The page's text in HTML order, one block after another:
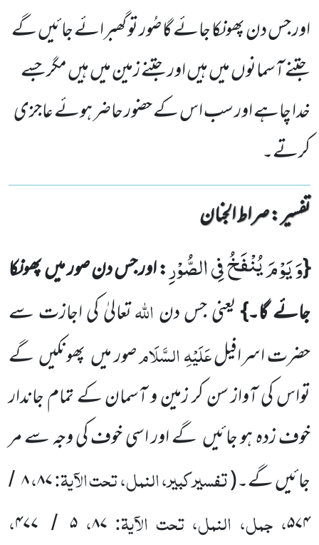
اور جس دن پھونکا جائے گا صُور تو گھبرائے جائیں گے
جتنے آسمانوں میں ہیں اور جتنے زمین میں ہیں مگر جسے
خدا چاہے اور سب اس کے حضور حاضر ہوئے عاجزی
کرتے۔
تفسیر : ‎صراط الجنان
{وَ یَوْمَ یُنْفَخُ فِی الصُّوْرِ:اور جس دن صور میںپھونکا
جائے گا۔}یعنیجس دناللہتعالیٰ کی اجازت سے
حضرتاسرافیلعَلَیْہِ السَّلَامصور میںپھونکیںگے
تواس کی آواز سن کر زمین و آسمان کے تمام جاندار
خوف زدہ ہو جائیںگے اور اسی خوف کی وجہ سے مر
جائیںگے۔(تفسیر کبیر، النمل، تحت الآیۃ:۸۷،۸/
۵۷۴، جمل، النمل، تحت الآیۃ: ۸۷، ۵ / ۴۷۷،